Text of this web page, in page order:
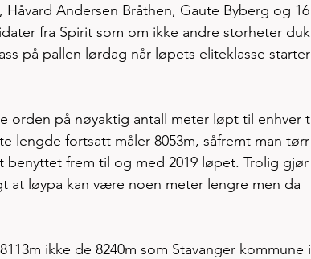
Håvard Andersen Bråthen, Gaute Byberg og
fra Spirit som om ikke andre storheter
på pallen lørdag når løpets eliteklasse
orden på nøyaktig antall meter løpt til enhver
lengde fortsatt måler 8053m, såfremt man tørr
benyttet frem til og med 2019 løpet. Trolig
at løypa kan være noen meter lengre men da
ikke de 8240m som Stavanger kommune i